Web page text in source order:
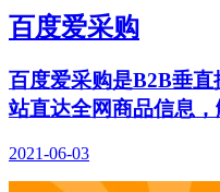
百度爱采购
百度爱采购是B2B垂
站直达全网商品信息
2021-06-03